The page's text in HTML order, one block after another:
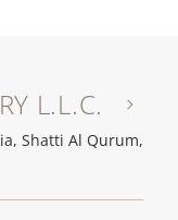
L.L.C.
Shatti Al Qurum,